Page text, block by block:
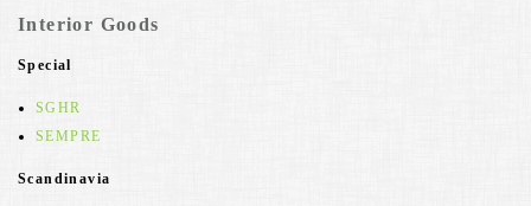
Interior Goods
Special
SGHR
SEMPRE
Scandinavia